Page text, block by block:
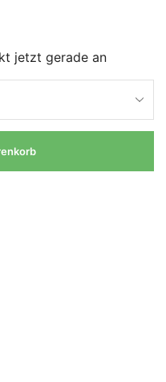
jetzt gerade an